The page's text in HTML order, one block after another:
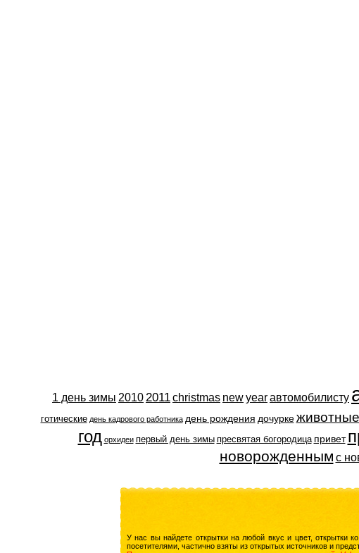
1 день зимы 2010 2011christmas newyearавтомобилисту
готические день кадрового работника день рождения дочурке животные
год орхидеи первый день зимы пресвятая богородица привет
новорожденным с
У нас вы найдете открытки на любой вкус и цвет, открытки
посетителями, частично взяты из открытых источников и